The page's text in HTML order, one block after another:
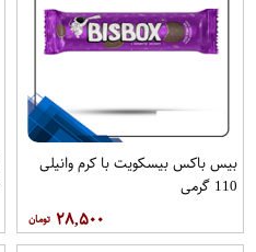
بیس باکس بیسکویت با کرم وانیلی
110 گرمی
۲۸,۵۰۰